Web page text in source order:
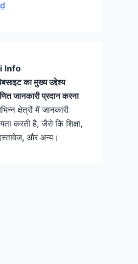
Info
का मुख्य उद्देश्य
जानकारी प्रदान करना
क्षेत्रों में जानकारी
करती है, जैसे कि शिक्षा,
और अन्य।